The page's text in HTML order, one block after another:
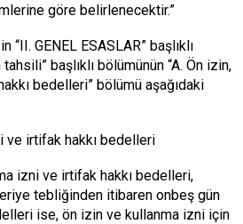
göre belirlenecektir.”
“II. GENEL ESASLAR” başlıklı
tahsili” başlıklı bölümünün “A. Ön izin,
bedelleri” bölümü aşağıdaki
ve irtifak hakkı bedelleri
izni ve irtifak hakkı bedelleri,
tebliğinden itibaren onbeş gün
ise, ön izin ve kullanma izni için